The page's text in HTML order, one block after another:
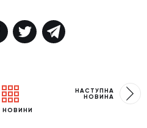
НОВИНИ
НАСТУПНА
НОВИНА